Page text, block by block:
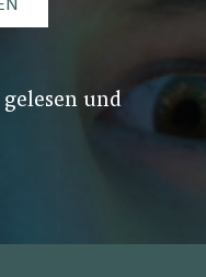
gelesen und